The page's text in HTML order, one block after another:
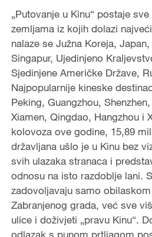
„Putovanje u Kinu“ postaje
zemljama iz kojih dolazi
nalaze se Južna Koreja,
Singapur, Ujedinjeno
Sjedinjene Američke Države,
Najpopularnije kineske
Peking, Guangzhou,
Xiamen, Qingdao, Hangzhou i
kolovoza ove godine, 15,89
državljana ušlo je u Kinu bez
svih ulazaka stranaca i
odnosu na isto razdoblje lani.
zadovoljavaju samo
Zabranjenog grada, već sve
ulice i doživjeti „pravu Kinu“.
odlazak s punom prtljagom